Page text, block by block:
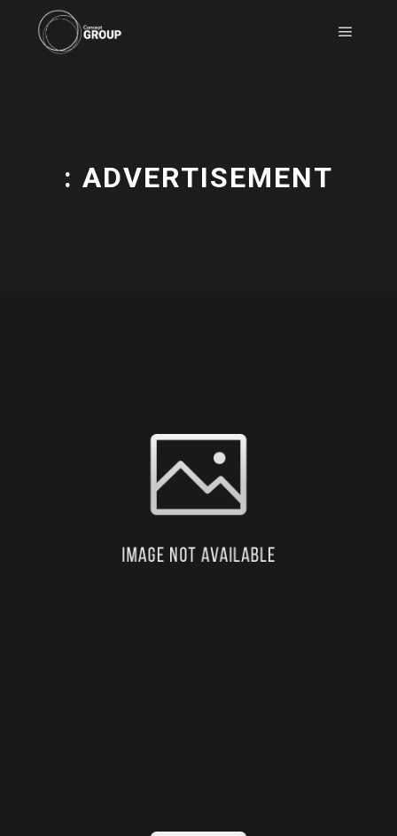
: ADVERTISEMENT